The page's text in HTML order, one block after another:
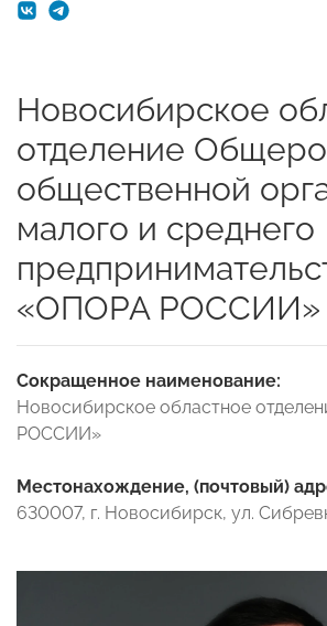
Новосибирское
отделение
общественной
малого и среднего
«ОПОРА РОССИИ»
Сокращенное наименование:
Новосибирское областное
РОССИИ»
Местонахождение, (почтовый)
630007, г. Новосибирск, ул.